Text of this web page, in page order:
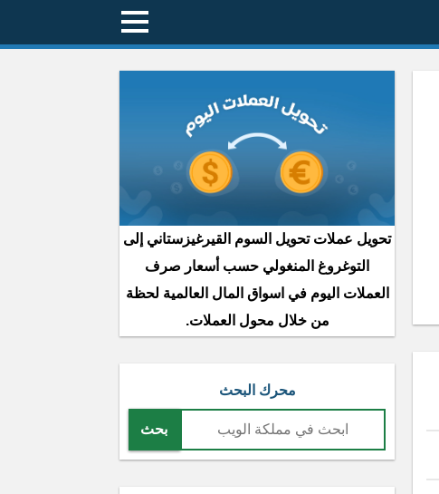
تحويل عملات تحويل السوم القيرغيزستاني إلى
التوغروغ المنغولي حسب أسعار صرف
العملات اليوم في اسواق المال العالمية لحظة
من خلال محول العملات.
محرك البحث
بحث